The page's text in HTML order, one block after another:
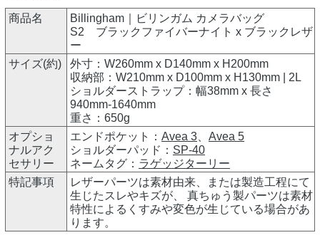
商品名
Billingham｜ビリンガム カメラバッグ
S2 ブラックファイバーナイト x ブラックレザ
ー
サイズ(約)
外寸：W260mm x D140mm x H200mm
収納部：W210mm x D100mm x H130mm | 2L
ショルダーストラップ：幅38mm x 長さ
940mm-1640mm
重さ：650g
オプショ
ナルアク
セサリー
エンドポケット： Avea 3
Avea 5
ショルダーパッド： SP-40
ネームタグ： ラゲッジターリー
特記事項
レザーパーツは素材由来、または製造工程にて
生じたスレやキズが、 真ちゅう製パーツは素材
特性によるくすみや変色が生じている場合があ
ります。